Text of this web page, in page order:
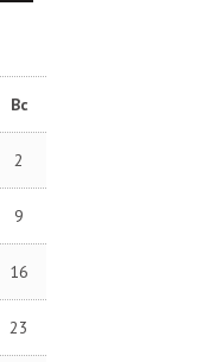
Вс
2
9
16
23